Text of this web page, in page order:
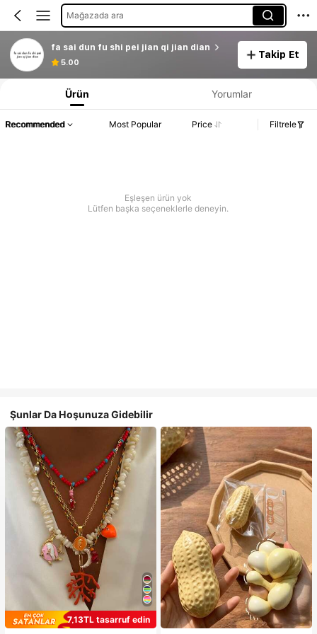
Mağazada ara
fa sai dun fu shi pei jian qi jian dian
5.00
Takip Et
Ürün Yorumlar
Recommended Most Popular Price Filtrele
Eşleşen ürün yok
Lütfen başka seçeneklerle deneyin.
Şunlar Da Hoşunuza Gidebilir
7,13TL tasarruf edin